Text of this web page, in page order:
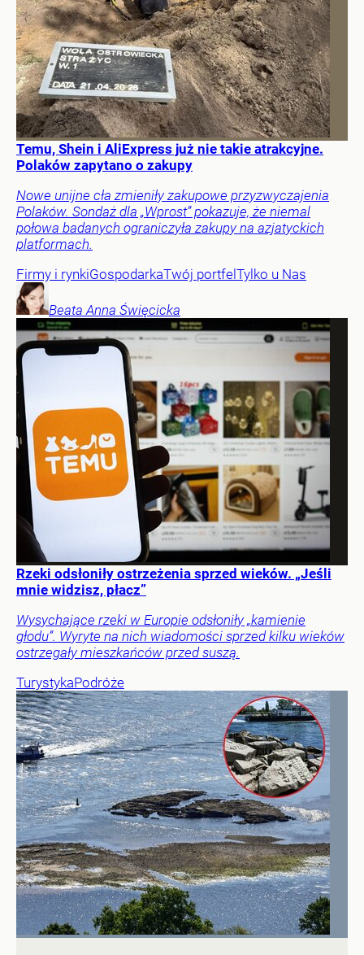
Temu, Shein i AliExpress już nie takie atrakcyjne.
Polaków zapytano o zakupy
Nowe unijne cła zmieniły zakupowe przyzwyczajenia
Polaków. Sondaż dla „Wprost” pokazuje, że niemal
połowa badanych ograniczyła zakupy na azjatyckich
platformach.
Firmy i rynkiGospodarkaTwój portfelTylko u Nas
Beata Anna Święcicka
Rzeki odsłoniły ostrzeżenia sprzed wieków. „Jeśli
mnie widzisz, płacz”
Wysychające rzeki w Europie odsłoniły „kamienie
głodu”. Wyryte na nich wiadomości sprzed kilku wieków
ostrzegały mieszkańców przed suszą.
TurystykaPodróże